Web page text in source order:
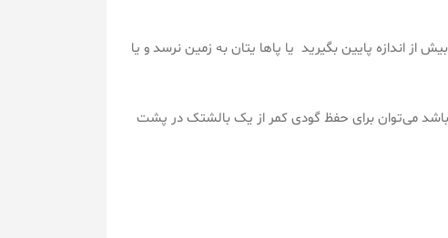
از اندازه پایین بگیرید یا پاها یتان به زمین نرسد و یا
می‌توان برای حفظ گودی کمر از یک بالشتک در پشت